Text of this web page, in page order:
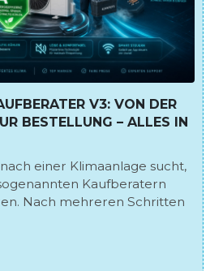
V3: VON DER
BESTELLUNG – ALLES IN
einer Klimaanlage sucht,
Kaufberatern
Nach mehreren Schritten